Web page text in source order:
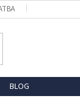
BLOG